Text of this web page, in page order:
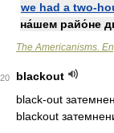
we had a two-
на́шем райо́не
The Americanisms.
20
blackout
black-out
blackout